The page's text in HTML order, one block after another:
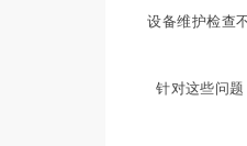
设备维护检查
针对这些问